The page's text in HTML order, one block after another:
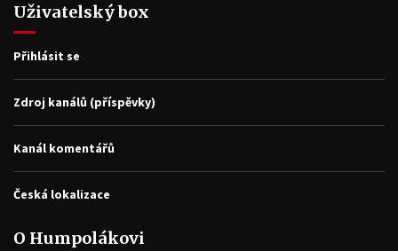
Uživatelský box
Přihlásit se
Zdroj kanálů (příspěvky)
Kanál komentářů
Česká lokalizace
O Humpolákovi